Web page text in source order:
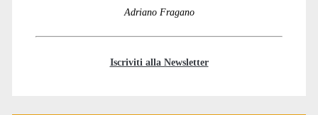
Adriano Fragano
Iscriviti alla Newsletter